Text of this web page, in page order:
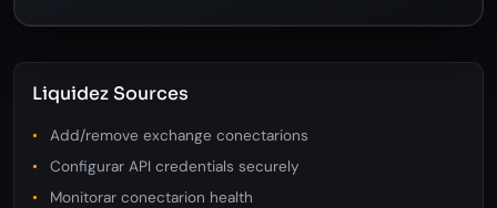
Liquidez Sources
Add/remove exchange conectarions
Configurar API credentials securely
Monitorar conectarion health